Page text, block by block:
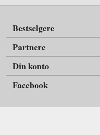
Bestselgere
Partnere
Din konto
Facebook